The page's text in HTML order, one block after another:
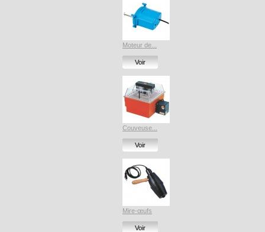
Moteur de...
Voir
Couveuse...
Voir
Mire-œufs
Voir